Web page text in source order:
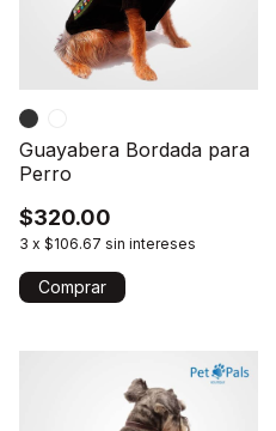
Guayabera Bordada para
Perro
$320.00
3 x $106.67 sin intereses
Comprar